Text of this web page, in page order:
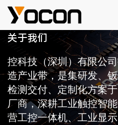
关于我们
控科技（深圳）有限公
造产业带，是集研发、
检测交付、定制化方案
厂商，深耕工业触控智
营工控一体机、工业显